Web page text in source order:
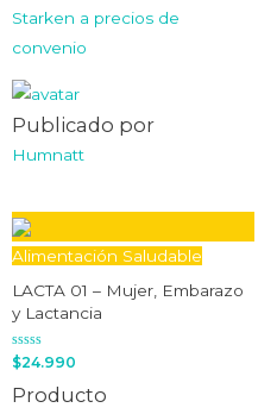
Starken a precios de
convenio
Publicado por
Humnatt
Alimentación Saludable
LACTA 01 – Mujer, Embarazo
y Lactancia
Valorado
en
0
de
$24.990
Producto